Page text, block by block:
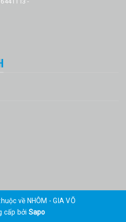
về NHÔM - GIA VÕ
cấp bởi Sapo